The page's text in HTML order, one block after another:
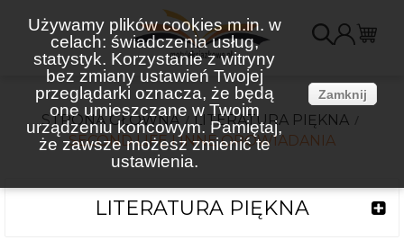
Używamy plików cookies m.in. w
celach: świadczenia usług,
statystyk. Korzystanie z witryny
bez zmiany ustawień Twojej
przeglądarki oznacza, że będą
one umieszczane w Twoim
urządzeniu końcowym. Pamiętaj,
że zawsze możesz zmienić te
ustawienia.
Zamknij
STRONA GŁÓWNA
LITERATURA PIĘKNA
SECOND LIFE I INNE OPOWIADANIA
LITERATURA PIĘKNA